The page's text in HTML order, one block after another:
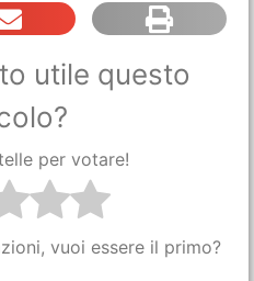
utile questo
per votare!
vuoi essere il primo?